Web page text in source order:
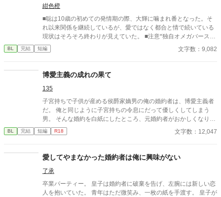
紺色橙
■聡は10歳の初めての発情期の際、大輝に噛まれ番となった。そ
れ以来関係を継続しているが、愛ではなく都合と情で続いている
現状はそろそろ終わりが見えていた。 ■注意*独自オメガバース設
定。■『それは愛か本能か』と同じ世界設定です。関係は一切な
し。
BL 完結 短編 文字数：9,082
博愛主義の成れの果て
135
子宮持ちで子供が産める侯爵家嫡男の俺の婚約者は、博愛主義者
だ。 俺と同じように子宮持ちの令息にだって優しくしてしまう
男。 そんな婚約を白紙にしたところ、元婚約者がおかしくなりは
じめた……。
BL 完結 短編 R18 文字数：12,047
愛してやまなかった婚約者は俺に興味がない
了承
卒業パーティー。 皇子は婚約者に破棄を告げ、左腕には新しい恋
人を抱いていた。 青年はただ微笑み、一枚の紙を手渡す。 皇子が